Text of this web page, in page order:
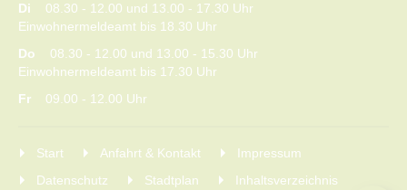
Di 08.30 - 12.00 und 13.00 - 17.30 Uhr
Einwohnermeldeamt bis 18.30 Uhr
Do 08.30 - 12.00 und 13.00 - 15.30 Uhr
Einwohnermeldeamt bis 17.30 Uhr
Fr 09.00 - 12.00 Uhr
Start Anfahrt & Kontakt
Impressum
Datenschutz
Stadtplan Inhaltsverzeichnis